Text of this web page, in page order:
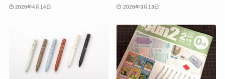
2026年4月14日 2026年3月13日